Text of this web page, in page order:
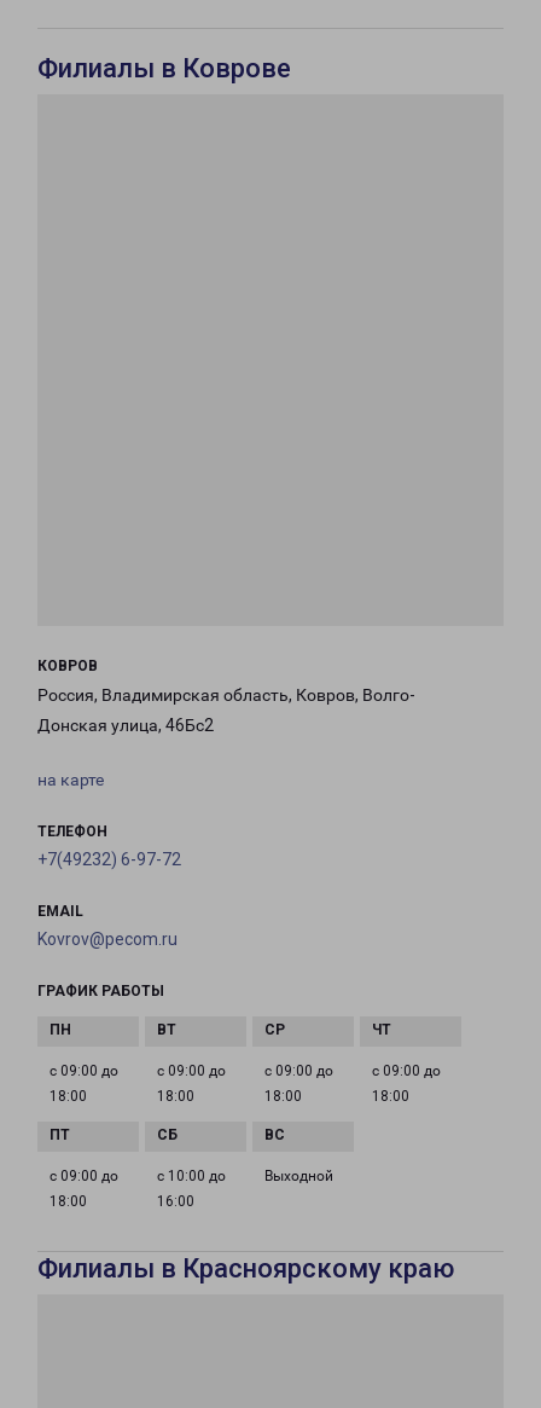
Филиалы в Коврове
КОВРОВ
Россия, Владимирская область, Ковров, Волго-
Донская улица, 46Бс2
на карте
ТЕЛЕФОН
+7(49232) 6-97-72
EMAIL
Kovrov@pecom.ru
ГРАФИК РАБОТЫ
с 09:00 до
18:00
с 09:00 до
18:00
с 09:00 до
18:00
с 09:00 до
18:00
с 09:00 до
18:00
с 10:00 до
16:00
Выходной
Филиалы в Красноярскому краю